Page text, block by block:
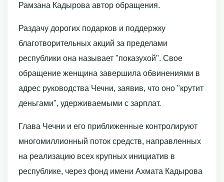
Рамзана Кадырова автор обращения.
Раздачу дорогих подарков и поддержку
благотворительных акций за пределами
республики она называет "показухой". Свое
обращение женщина завершила обвинениями в
адрес руководства Чечни, заявив, что оно "крутит
деньгами", удерживаемыми с зарплат.
Глава Чечни и его приближенные контролируют
многомиллионный поток средств, направленных
на реализацию всех крупных инициатив в
республике, через фонд имени Ахмата Кадырова